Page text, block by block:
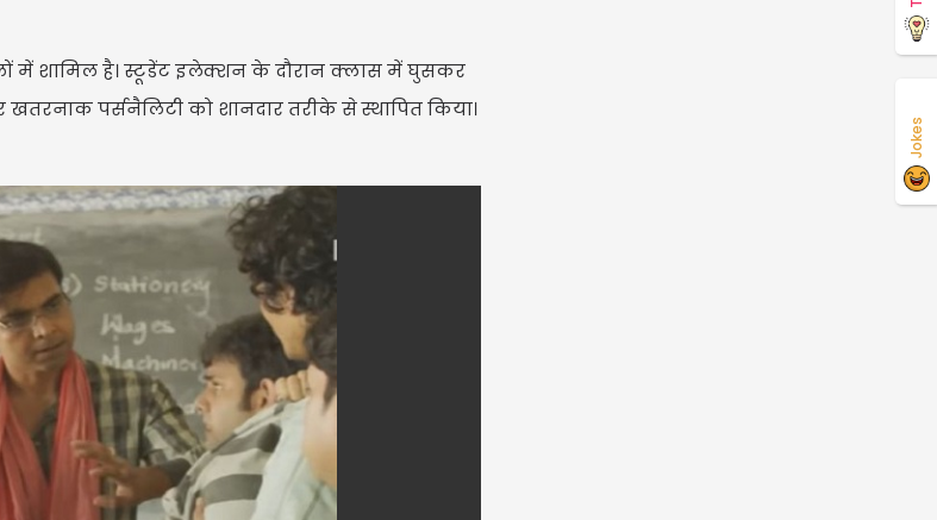
में शामिल है। स्टूडेंट इलेक्शन के दौरान क्लास में घुसकर
पर्सनैलिटी को शानदार तरीके से स्थापित किया।
Jokes